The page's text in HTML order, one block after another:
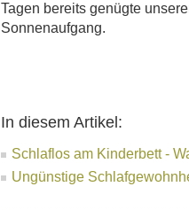
Tagen bereits genügte
Sonnenaufgang.
In diesem Artikel:
Schlaflos am Kinderbett -
Ungünstige